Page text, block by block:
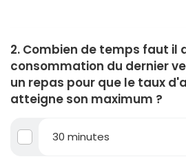
2. Combien de temps faut il
consommation du dernier
un repas pour que le taux
atteigne son maximum ?
30 minutes